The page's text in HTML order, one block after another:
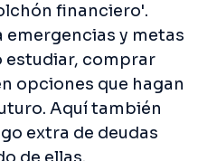
financiero'.
emergencias y metas
estudiar, comprar
opciones que hagan
Aquí también
extra de deudas